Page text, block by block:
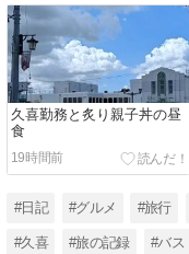
久喜勤務と炙り親子丼の昼
食
19時間前
#日記 #グルメ #旅行
#久喜 #旅の記録 #バス